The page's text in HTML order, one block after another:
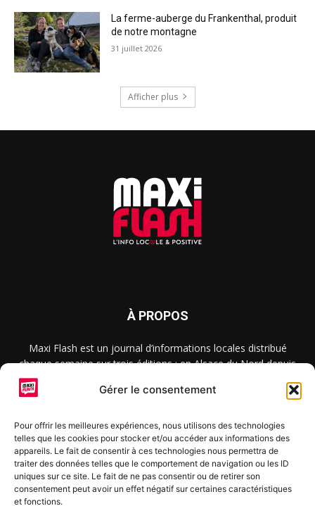
Gérer le consentement
Pour offrir les meilleures expériences, nous utilisons des technologies
telles que les cookies pour stocker et/ou accéder aux informations des
appareils. Le fait de consentir à ces technologies nous permettra de
traiter des données telles que le comportement de navigation ou les ID
uniques sur ce site. Le fait de ne pas consentir ou de retirer son
consentement peut avoir un effet négatif sur certaines caractéristiques
et fonctions.
La ferme-auberge du Frankenthal, produit
de notre montagne
31 juillet 2026
Afficher plus
À PROPOS
Maxi Flash est un journal d’informations locales distribué
chaque semaine sur trois éditions : en Alsace du Nord depuis
2015, dans les secteurs d’Obernai-Molsheim-Erstein depuis
2022, et à Colmar, Vignoble et Plaine depuis 2023.
SUIVEZ-NOUS